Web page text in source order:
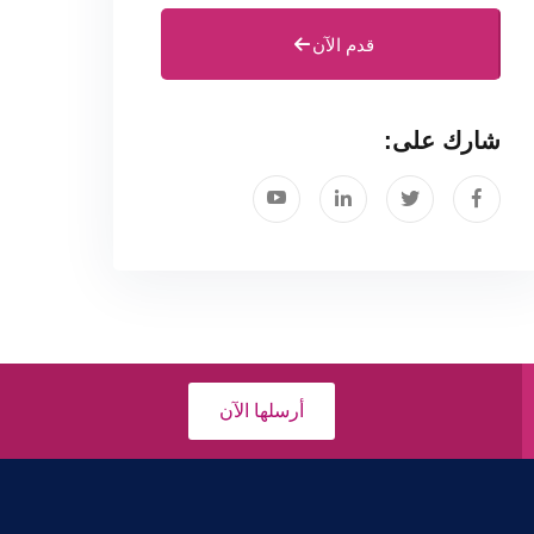
قدم الآن
شارك على:
أرسلها الآن